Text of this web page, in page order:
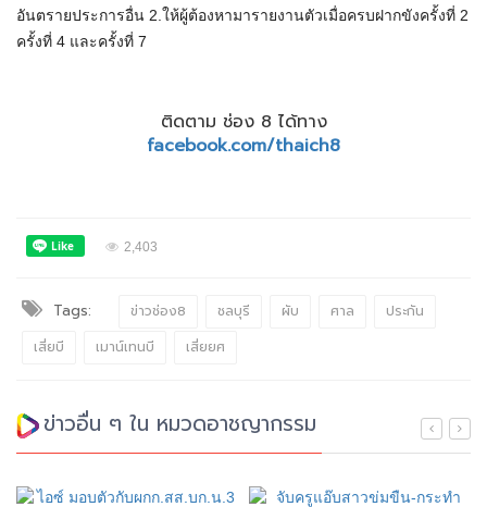
อันตรายประการอื่น 2.ให้ผู้ต้องหามารายงานตัวเมื่อครบฝากขังครั้งที่ 2
ครั้งที่ 4 และครั้งที่ 7
ติดตาม ช่อง 8 ได้ทาง
facebook.com/thaich8
2,403
Tags: ข่าวช่อง8 ชลบุรี ผับ ศาล
ประกัน
เสี่ยบี
เมาน์เทนบี เสี่ยยศ
ข่าวอื่น ๆ ใน หมวดอาชญากรรม